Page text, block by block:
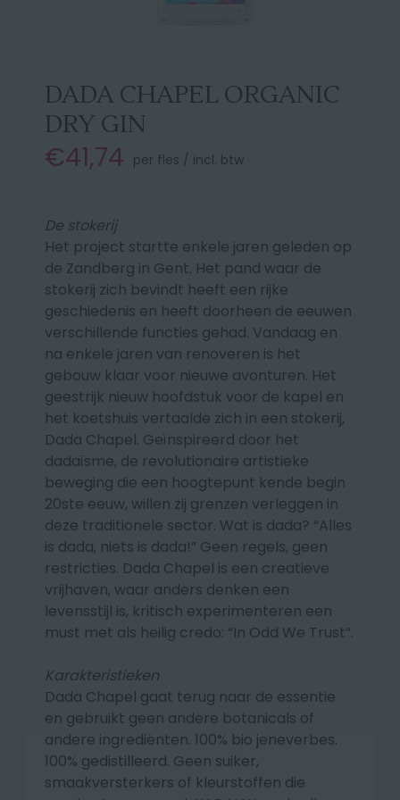
DADA CHAPEL ORGANIC
DRY GIN
€41,74 per fles / incl. btw
De stokerij
Het project startte enkele jaren geleden op
de Zandberg in Gent. Het pand waar de
stokerij zich bevindt heeft een rijke
geschiedenis en heeft doorheen de eeuwen
verschillende functies gehad. Vandaag en
na enkele jaren van renoveren is het
gebouw klaar voor nieuwe avonturen. Het
geestrijk nieuw hoofdstuk voor de kapel en
het koetshuis vertaalde zich in een stokerij,
Dada Chapel. Geïnspireerd door het
dadaïsme, de revolutionaire artistieke
beweging die een hoogtepunt kende begin
20ste eeuw, willen zij grenzen verleggen in
deze traditionele sector. Wat is dada? “Alles
is dada, niets is dada!” Geen regels, geen
restricties. Dada Chapel is een creatieve
vrijhaven, waar anders denken een
levensstijl is, kritisch experimenteren een
must met als heilig credo: “In Odd We Trust”.
Karakteristieken
Dada Chapel gaat terug naar de essentie
en gebruikt geen andere botanicals of
andere ingrediënten. 100% bio jeneverbes.
100% gedistilleerd. Geen suiker,
smaakversterkers of kleurstoffen die